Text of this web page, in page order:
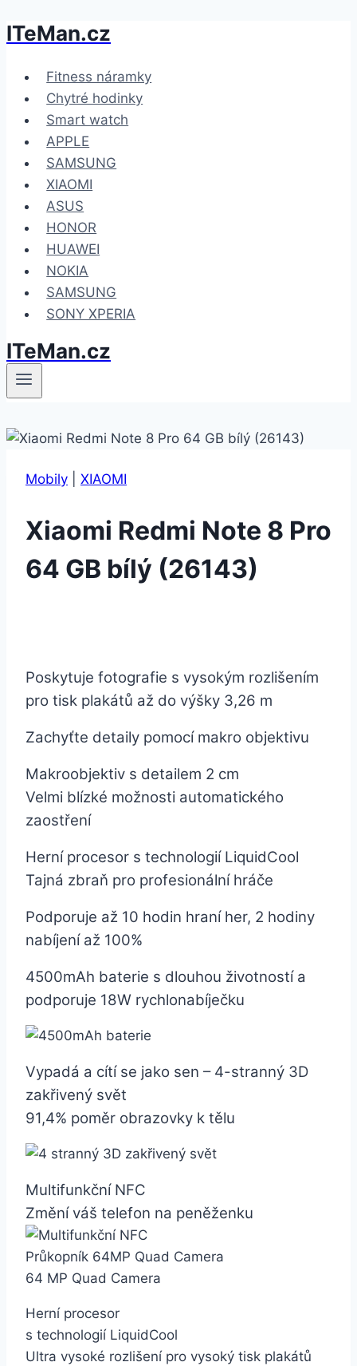
Přeskočit
obsah
ITeMan.cz
Fitness náramky
Chytré hodinky
Smart watch
APPLE
SAMSUNG
XIAOMI
ASUS
HONOR
HUAWEI
NOKIA
SAMSUNG
SONY XPERIA
ITeMan.cz
Mobily XIAOMI
Xiaomi Redmi Note 8 Pro
64 GB bílý (26143)
Poskytuje fotografie s vysokým rozlišením
pro tisk plakátů až do výšky 3,26 m
Zachyťte detaily pomocí makro objektivu
Makroobjektiv s detailem 2 cm
Velmi blízké možnosti automatického
zaostření
Herní procesor s technologií LiquidCool
Tajná zbraň pro profesionální hráče
Podporuje až 10 hodin hraní her, 2 hodiny
nabíjení až 100%
4500mAh baterie s dlouhou životností a
podporuje 18W rychlonabíječku
Vypadá a cítí se jako sen – 4-stranný 3D
zakřivený svět
91,4% poměr obrazovky k tělu
Multifunkční NFC
Změní váš telefon na peněženku
Průkopník 64MP Quad Camera
64 MP Quad Camera
Herní procesor
s technologií LiquidCool
Ultra vysoké rozlišení pro vysoký tisk plakátů